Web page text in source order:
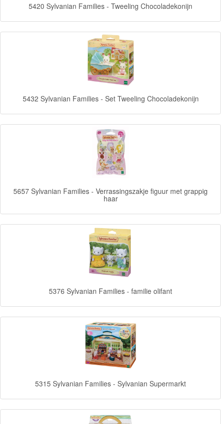
PJ
Puzzels
Avengers
Disney
princess
5420 Sylvanian Families - Tweeling Chocoladekonijn
5432 Sylvanian Families - Set Tweeling Chocoladekonijn
5657 Sylvanian Families - Verrassingszakje figuur met grappig
haar
5376 Sylvanian Families - familie olifant
5315 Sylvanian Families - Sylvanian Supermarkt